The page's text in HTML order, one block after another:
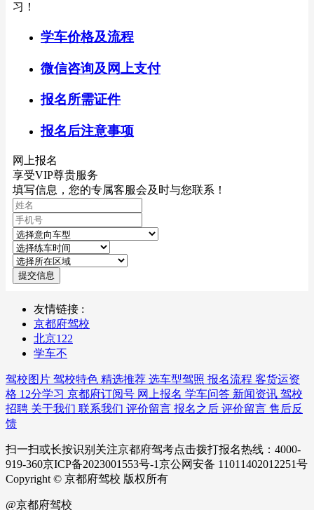
习！
学车价格及流程
微信咨询及网上支付
报名所需证件
报名后注意事项
网上报名
享受VIP尊贵服务
填写信息，您的专属客服会及时与您联系！
提交信息
友情链接 :
京都府驾校
北京122
学车不
驾校图片 驾校特色 精选推荐 选车型驾照 报名流程 客货运资
格 12分学习 京都府订阅号 网上报名 学车问答 新闻资讯 驾校
招聘 关于我们 联系我们 评价留言 报名之后 评价留言 售后反
馈
扫一扫或长按识别关注京都府驾考点击拨打报名热线：4000-
919-360京ICP备2023001553号-1京公网安备 11011402012251号
Copyright © 京都府驾校 版权所有
@京都府驾校